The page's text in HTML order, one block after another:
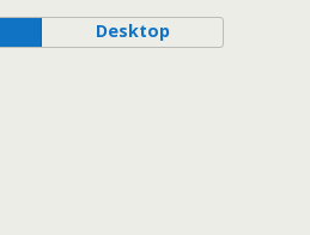
Desktop